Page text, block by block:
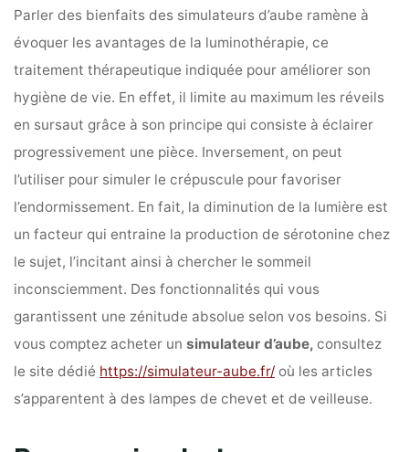
Parler des bienfaits des simulateurs d’aube ramène à
évoquer les avantages de la luminothérapie, ce
traitement thérapeutique indiquée pour améliorer son
hygiène de vie. En effet, il limite au maximum les réveils
en sursaut grâce à son principe qui consiste à éclairer
progressivement une pièce. Inversement, on peut
l’utiliser pour simuler le crépuscule pour favoriser
l’endormissement. En fait, la diminution de la lumière est
un facteur qui entraine la production de sérotonine chez
le sujet, l’incitant ainsi à chercher le sommeil
inconsciemment. Des fonctionnalités qui vous
garantissent une zénitude absolue selon vos besoins. Si
vous comptez acheter unsimulateur d’aube,consultez
le site dédié https://simulateur-aube.fr/ où les articles
s’apparentent à des lampes de chevet et de veilleuse.